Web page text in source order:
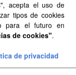
producida y
ha contado con
acepta el uso de
tipos de cookies
para el futuro en
de cookies".
de privacidad